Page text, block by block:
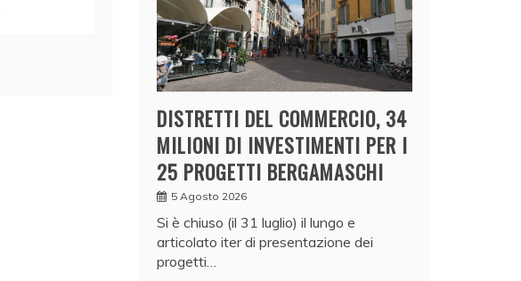
DISTRETTI DEL COMMERCIO, 34
MILIONI DI INVESTIMENTI PER I
25 PROGETTI BERGAMASCHI
5 Agosto 2026
Si è chiuso (il 31 luglio) il lungo e
articolato iter di presentazione dei
progetti…